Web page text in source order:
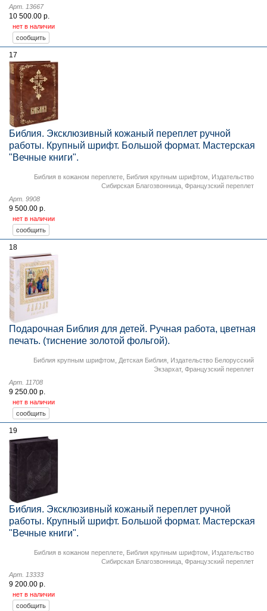
Арт. 13667
10 500.00 р.
нет в наличии
17
Библия. Эксклюзивный кожаный переплет ручной
работы. Крупный шрифт. Большой формат. Мастерская
"Вечные книги".
Библия в кожаном переплете Библия крупным шрифтом
Издательство
Сибирская Благозвонница Французский переплет
Арт. 9908
9 500.00 р.
нет в наличии
18
Подарочная Библия для детей. Ручная работа, цветная
печать. (тиснение золотой фольгой).
Библия крупным шрифтом Детская Библия
Издательство Белорусский
Экзархат, Французский переплет
Арт. 11708
9 250.00 р.
нет в наличии
19
Библия. Эксклюзивный кожаный переплет ручной
работы. Крупный шрифт. Большой формат. Мастерская
"Вечные книги".
Библия в кожаном переплете Библия крупным шрифтом
Издательство
Сибирская Благозвонница Французский переплет
Арт. 13333
9 200.00 р.
нет в наличии